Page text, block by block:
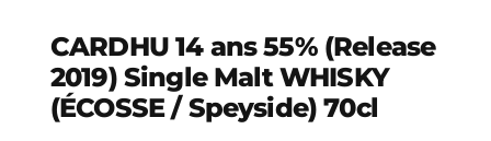
CARDHU 14 ans 55% (Release
2019) Single Malt WHISKY
(ÉCOSSE / Speyside) 70cl